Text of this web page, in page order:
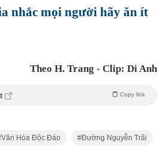
nhắc mọi người hãy ăn ít
Theo H. Trang - Clip: Di Anh
Copy link
Văn Hóa Độc Đáo Đường Nguyễn Trãi